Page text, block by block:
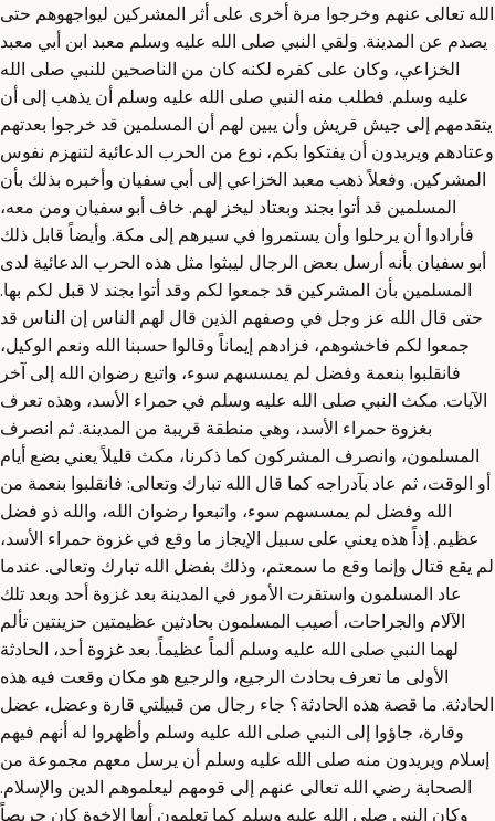
الله تعالى عنهم وخرجوا مرة أخرى على أثر المشركين ليواجهوهم حتى
يصدم عن المدينة. ولقي النبي صلى الله عليه وسلم معبد ابن أبي معبد
الخزاعي، وكان على كفره لكنه كان من الناصحين للنبي صلى الله
عليه وسلم. فطلب منه النبي صلى الله عليه وسلم أن يذهب إلى أن
يتقدمهم إلى جيش قريش وأن يبين لهم أن المسلمين قد خرجوا بعدتهم
وعتادهم ويريدون أن يفتكوا بكم، نوع من الحرب الدعائية لتنهزم نفوس
المشركين. وفعلاً ذهب معبد الخزاعي إلى أبي سفيان وأخبره بذلك بأن
المسلمين قد أتوا بجند وبعتاد ليخز لهم. خاف أبو سفيان ومن معه،
فأرادوا أن يرحلوا وأن يستمروا في سيرهم إلى مكة. وأيضاً قابل ذلك
أبو سفيان بأنه أرسل بعض الرجال ليبثوا مثل هذه الحرب الدعائية لدى
المسلمين بأن المشركين قد جمعوا لكم وقد أتوا بجند لا قبل لكم بها.
حتى قال الله عز وجل في وصفهم الذين قال لهم الناس إن الناس قد
جمعوا لكم فاخشوهم، فزادهم إيماناً وقالوا حسبنا الله ونعم الوكيل،
فانقلبوا بنعمة وفضل لم يمسسهم سوء، واتبع رضوان الله إلى آخر
الآيات. مكث النبي صلى الله عليه وسلم في حمراء الأسد، وهذه تعرف
بغزوة حمراء الأسد، وهي منطقة قريبة من المدينة. ثم انصرف
المسلمون، وانصرف المشركون كما ذكرنا، مكث قليلاً يعني بضع أيام
أو الوقت، ثم عاد بآدراجه كما قال الله تبارك وتعالى: فانقلبوا بنعمة من
الله وفضل لم يمسسهم سوء، واتبعوا رضوان الله، والله ذو فضل
عظيم. إذاً هذه يعني على سبيل الإيجاز ما وقع في غزوة حمراء الأسد،
لم يقع قتال وإنما وقع ما سمعتم، وذلك بفضل الله تبارك وتعالى. عندما
عاد المسلمون واستقرت الأمور في المدينة بعد غزوة أحد وبعد تلك
الآلام والجراحات، أصيب المسلمون بحادثين عظيمتين حزينتين تألم
لهما النبي صلى الله عليه وسلم ألماً عظيماً. بعد غزوة أحد، الحادثة
الأولى ما تعرف بحادث الرجيع، والرجيع هو مكان وقعت فيه هذه
الحادثة. ما قصة هذه الحادثة؟ جاء رجال من قبيلتي قارة وعضل، عضل
وقارة، جاؤوا إلى النبي صلى الله عليه وسلم وأظهروا له أنهم فيهم
إسلام ويريدون منه صلى الله عليه وسلم أن يرسل معهم مجموعة من
الصحابة رضي الله تعالى عنهم إلى قومهم ليعلموهم الدين والإسلام.
وكان النبي صلى الله عليه وسلم كما تعلمون أيها الإخوة كان حريصاً